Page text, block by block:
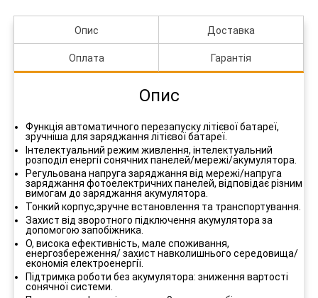
Опис Доставка
Оплата Гарантія
Опис
Функція автоматичного перезапуску літієвої батареї,
зручніша для заряджання літієвої батареї.
Інтелектуальний режим живлення, інтелектуальний
розподіл енергії сонячних панелей/мережі/акумулятора.
Регульована напруга заряджання від мережі/напруга
заряджання фотоелектричних панелей, відповідає різним
вимогам до заряджання акумулятора.
Тонкий корпус,зручне встановлення та транспортування.
Захист від зворотного підключення акумулятора за
допомогою запобіжника.
О, висока ефективність, мале споживання,
енергозбереження/ захист навколишнього середовища/
економія електроенергії.
Підтримка роботи без акумулятора: зниження вартості
сонячної системи.